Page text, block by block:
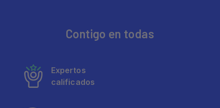
Contigo en todas
Expertos
calificados